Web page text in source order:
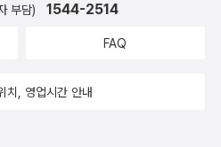
낸시 카펜터 그림, 이브 번팅 글,
닷컴)아름다운 내용의 그림책이
없게 된다. 곰은 작은 배를 다른
부담) 1544-2514
FAQ
치, 영업시간 안내